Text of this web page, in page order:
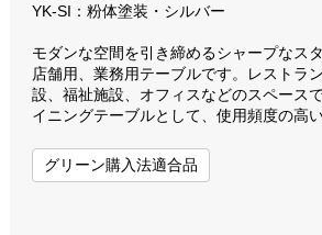
YK-SI：粉体塗装・シルバー
モダンな空間を引き締めるシャープなスタ
店舗用、業務用テーブルです。レストラ
設、福祉施設、オフィスなどのスペース
イニングテーブルとして、使用頻度の高
グリーン購入法適合品